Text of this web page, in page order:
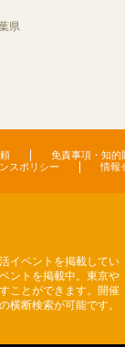
県
免責事項・知的
スポリシー 情報
イベントを掲載してい
ントを掲載中。東京や
ことができます。開催
横断検索が可能です。